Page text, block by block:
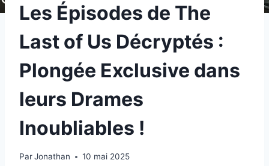
Les Épisodes de The
Last of Us Décryptés :
Plongée Exclusive dans
leurs Drames
Inoubliables !
ParJonathan 10 mai 2025